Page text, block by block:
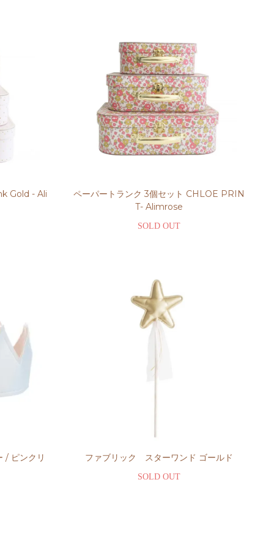
Gold - Ali
ペーパートランク 3個セット CHLOE PRIN
T- Alimrose
SOLD OUT
/ ピンクリ
ファブリック スターワンド ゴールド
SOLD OUT